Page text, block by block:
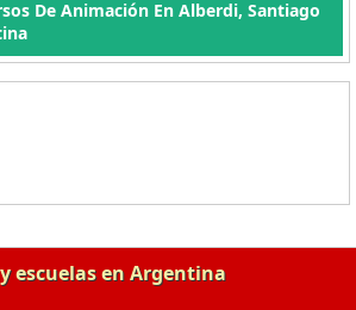
De Animación En Alberdi, Santiago
escuelas en Argentina